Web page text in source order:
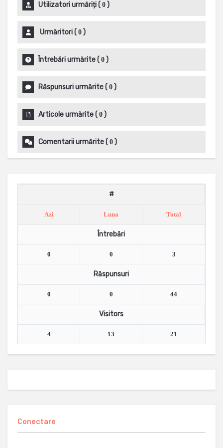
Utilizatori urmăriți( 0 )
Urmăritori( 0 )
Întrebări urmărite( 0 )
Răspunsuri urmărite( 0 )
Articole urmărite( 0 )
Comentarii urmărite( 0 )
#
Azi Luna Total
Întrebări
0 0 3
Răspunsuri
0 0 44
Visitors
4 13 21
Conectare